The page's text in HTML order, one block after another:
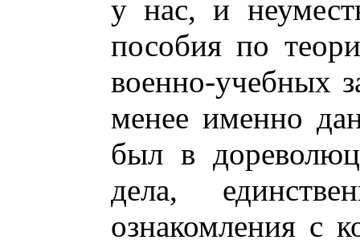
у нас, и
пособия по
военно-учебных
менее именно
был в
дела,
ознакомления с